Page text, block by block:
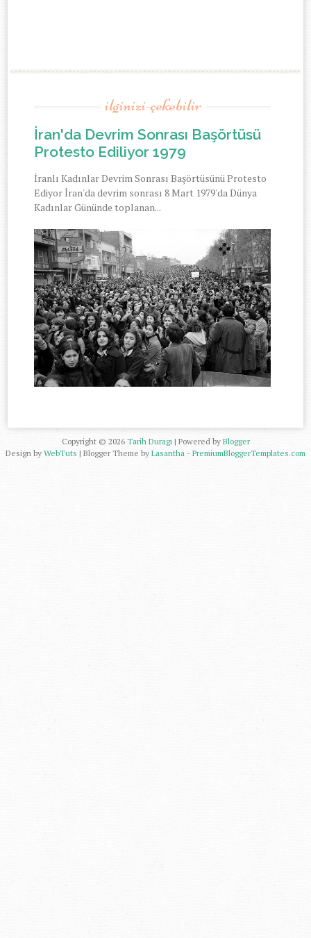
ilginizi-çekebilir
İran'da Devrim Sonrası Başörtüsü
Protesto Ediliyor 1979
İranlı Kadınlar Devrim Sonrası Başörtüsünü Protesto
Ediyor İran'da devrim sonrası 8 Mart 1979'da Dünya
Kadınlar Gününde toplanan...
Copyright © 2026 Tarih Duragı| Powered by Blogger
Design by WebTuts | Blogger Theme by Lasantha - PremiumBloggerTemplates.com